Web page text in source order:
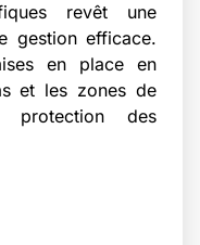
revêt une
gestion efficace.
en place en
et les zones de
des